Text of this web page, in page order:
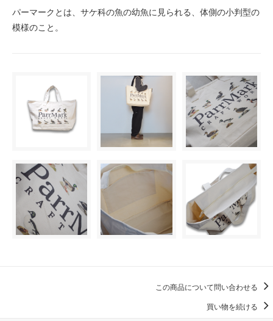
パーマークとは、サケ科の魚の幼魚に見られる、体側の小判型の
模様のこと。
この商品について問い合わせる
買い物を続ける